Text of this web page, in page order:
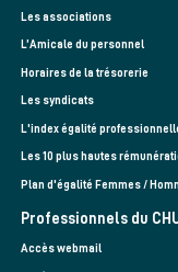
Les associations
L’Amicale du personnel
Horaires de la trésorerie
Les syndicats
L'index égalité
Les 10 plus hautes
Plan d'égalité Femmes /
Professionnels du
Accès webmail